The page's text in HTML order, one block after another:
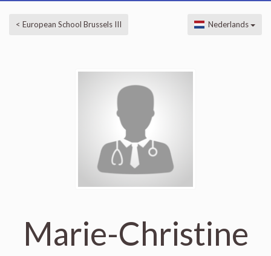
< European School Brussels III Nederlands
Marie-Christine